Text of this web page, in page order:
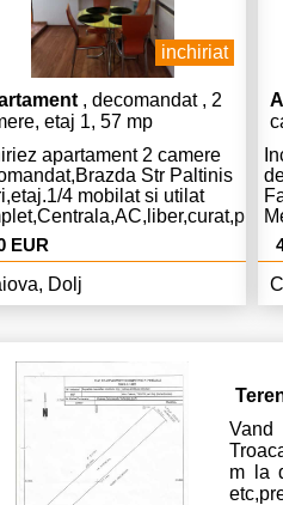
inchiriat
, decomandat , 2
etaj 1, 57 mp
apartament 2 camere
Str Paltinis
4 mobilat si utilat
chiria si 350 Euro garantie.
EUR
Dolj
Vand
m la